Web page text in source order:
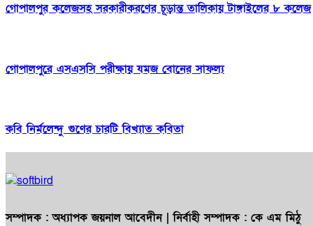
গোপালপুর কলেজসহ সরকারীকরণের চূড়ান্ত তালিকায় টাঙ্গাইলের ৮ কলেজ
গোপালপুরে এসএসসি পরীক্ষায় যমজ বোনের সাফল্য
কবি নির্মলেন্দু গুণের চারটি বিখ্যাত কবিতা
সম্পাদক :অধ্যাপক জয়নাল আবেদীন| নির্বাহী সম্পাদক : কে এম মিঠু